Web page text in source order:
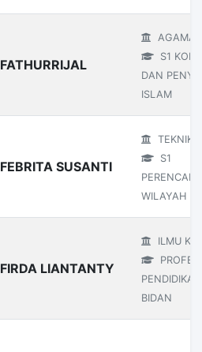
FATHURRIJAL
AGAMA
S1
DAN
ISLAM
FEBRITA SUSANTI
TEKNIK
S1
WILAYAH
FIRDA LIANTANTY
ILMU
PROFESI
BIDAN